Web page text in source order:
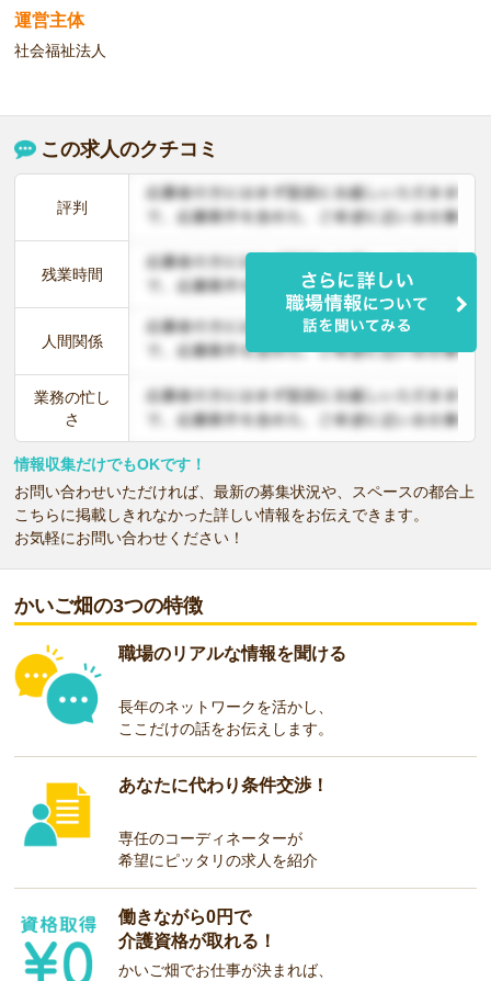
運営主体
社会福祉法人
この求人のクチコミ
評判
残業時間
人間関係
業務の忙し
さ
情報収集だけでもOKです！
お問い合わせいただければ、最新の募集状況や、スペースの都合上
こちらに掲載しきれなかった詳しい情報をお伝えできます。
お気軽にお問い合わせください！
かいご畑の3つの特徴
職場のリアルな情報を聞ける
長年のネットワークを活かし、
ここだけの話をお伝えします。
あなたに代わり条件交渉！
専任のコーディネーターが
希望にピッタリの求人を紹介
働きながら0円で
介護資格が取れる！
かいご畑でお仕事が決まれば、